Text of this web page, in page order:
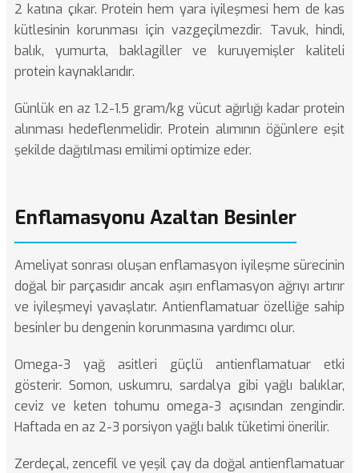
2 katına çıkar. Protein hem yara iyileşmesi hem de kas
kütlesinin korunması için vazgeçilmezdir. Tavuk, hindi,
balık, yumurta, baklagiller ve kuruyemişler kaliteli
protein kaynaklarıdır.
Günlük en az 1.2-1.5 gram/kg vücut ağırlığı kadar protein
alınması hedeflenmelidir. Protein alımının öğünlere eşit
şekilde dağıtılması emilimi optimize eder.
Enflamasyonu Azaltan Besinler
Ameliyat sonrası oluşan enflamasyon iyileşme sürecinin
doğal bir parçasıdır ancak aşırı enflamasyon ağrıyı artırır
ve iyileşmeyi yavaşlatır. Antienflamatuar özelliğe sahip
besinler bu dengenin korunmasına yardımcı olur.
Omega-3 yağ asitleri güçlü antienflamatuar etki
gösterir. Somon, uskumru, sardalya gibi yağlı balıklar,
ceviz ve keten tohumu omega-3 açısından zengindir.
Haftada en az 2-3 porsiyon yağlı balık tüketimi önerilir.
Zerdeçal, zencefil ve yeşil çay da doğal antienflamatuar